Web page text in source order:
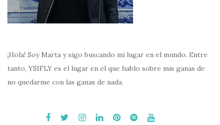
¡Hola! Soy Marta y sigo buscando mi lugar en el mundo. Entre
tanto, YSIFLY es el lugar en el que hablo sobre mis ganas de
no quedarme con las ganas de nada.